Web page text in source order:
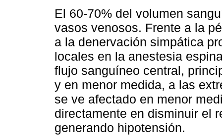
El 60-70% del volumen
vasos venosos. Frente a la
a la denervación simpática
locales en la anestesia
flujo sanguíneo central,
y en menor medida, a las
se ve afectado en menor
directamente en disminuir el
generando hipotensión.